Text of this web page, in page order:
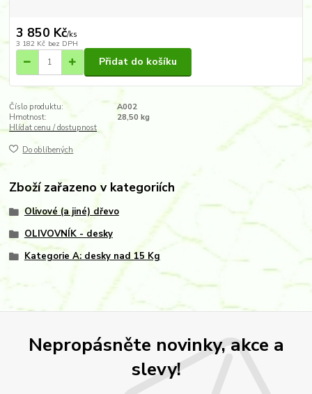
3 850 Kč/ks
3 182 Kč bez DPH
Přidat do košíku
Číslo produktu:
A002
Hmotnost:
28,50 kg
Hlídat cenu / dostupnost
Do oblíbených
Zboží zařazeno v kategoriích
Olivové (a jiné) dřevo
OLIVOVNÍK - desky
Kategorie A: desky nad 15 Kg
Nepropásněte novinky, akce a
slevy!